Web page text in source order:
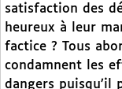
satisfaction des
heureux à leur
factice ? Tous
condamnent les
dangers puisqu’il